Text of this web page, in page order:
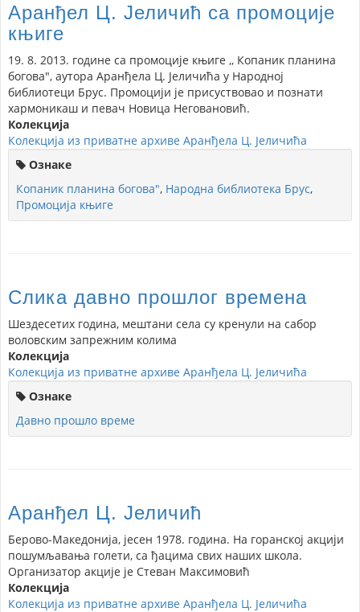
Аранђел Ц. Јеличић са промоције
књиге
19. 8. 2013. године са промоције књиге ,, Копаник планина
богова", аутора Аранђела Ц. Јеличића у Народној
библиотеци Брус. Промоцији је присуствовао и познати
хармоникаш и певач Новица Неговановић.
Колекција
Колекција из приватне архиве Аранђела Ц. Јеличића
Ознаке
Копаник планина богова", Народна библиотека Брус,
Промоција књиге
Слика давно прошлог времена
Шездесетих година, мештани села су кренули на сабор
воловским запрежним колима
Колекција
Колекција из приватне архиве Аранђела Ц. Јеличића
Ознаке
Давно прошло време
Аранђел Ц. Јеличић
Берово-Македонија, јесен 1978. година. На горанској акцији
пошумљавања голети, са ђацима свих наших школа.
Организатор акције је Стеван Максимовић
Колекција
Колекција из приватне архиве Аранђела Ц. Јеличића